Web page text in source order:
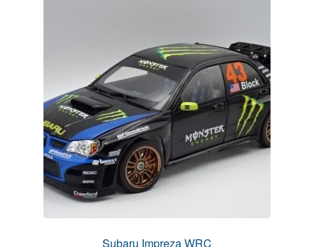
Subaru Impreza WRC